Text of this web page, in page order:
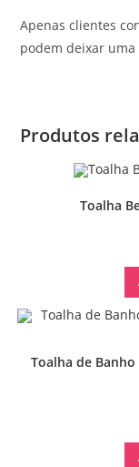
Apenas clientes
podem deixar uma
Produtos
Toalha
Toalha de